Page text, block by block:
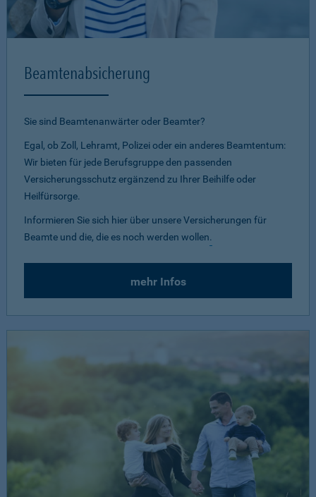
Beamtenabsicherung
Sie sind Beamtenanwärter oder Beamter?
Egal, ob Zoll, Lehramt, Polizei oder ein anderes Beamtentum:
Wir bieten für jede Berufsgruppe den passenden
Versicherungsschutz ergänzend zu Ihrer Beihilfe oder
Heilfürsorge.
Informieren Sie sich hier über unsere Versicherungen für
Beamte und die, die es noch werden wollen.
mehr Infos